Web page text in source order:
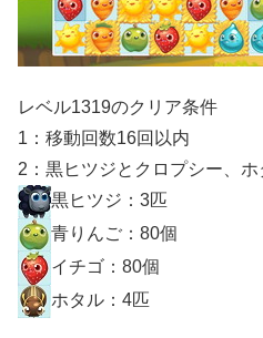
レベル1319のクリア条件
1：移動回数16回以内
2：黒ヒツジとクロプシー、ホ
黒ヒツジ：3匹
青りんご：80個
イチゴ：80個
ホタル：4匹